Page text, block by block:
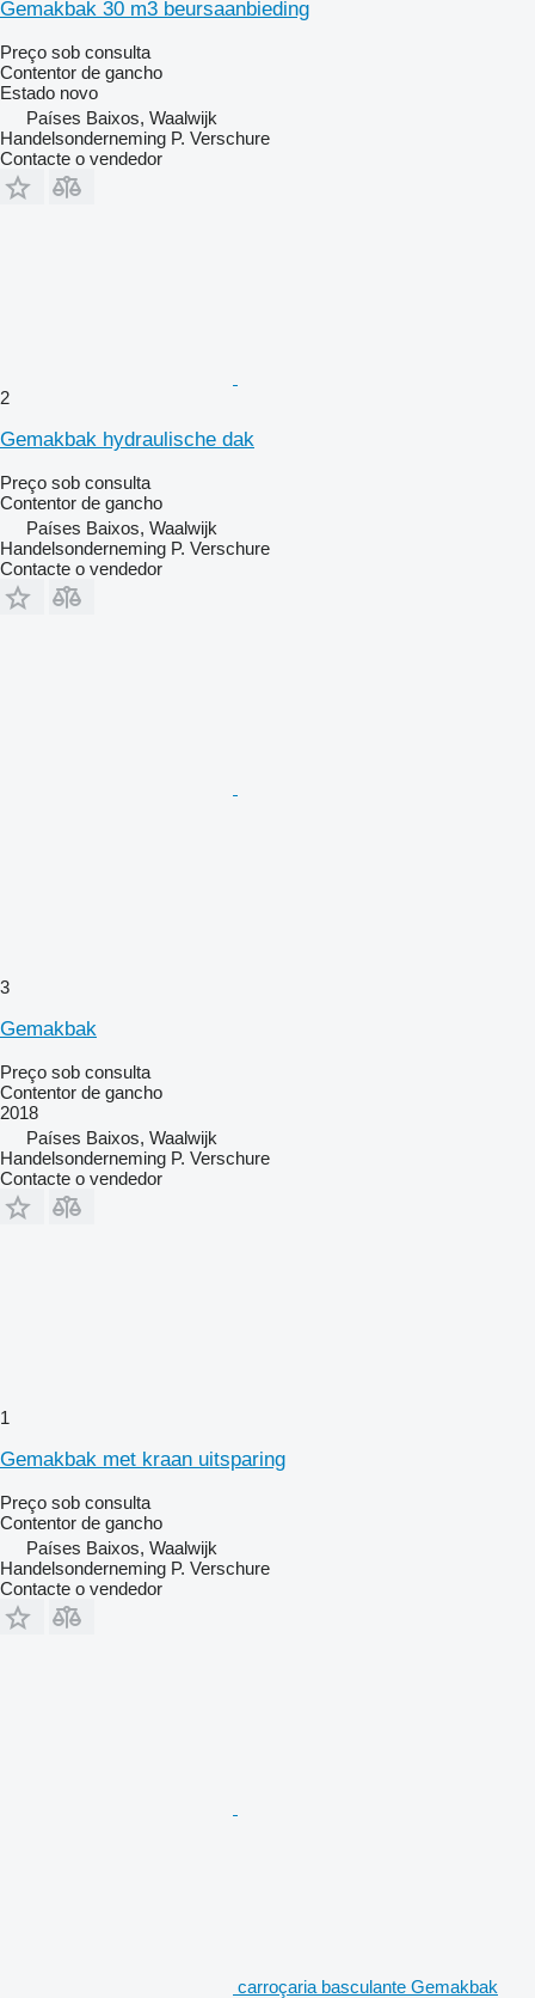
Gemakbak 30 m3 beursaanbieding
Preço sob consulta
Contentor de gancho
Estado novo
Países Baixos, Waalwijk
Handelsonderneming P. Verschure
Contacte o vendedor
2
Gemakbak hydraulische dak
Preço sob consulta
Contentor de gancho
Países Baixos, Waalwijk
Handelsonderneming P. Verschure
Contacte o vendedor
3
Gemakbak
Preço sob consulta
Contentor de gancho
2018
Países Baixos, Waalwijk
Handelsonderneming P. Verschure
Contacte o vendedor
1
Gemakbak met kraan uitsparing
Preço sob consulta
Contentor de gancho
Países Baixos, Waalwijk
Handelsonderneming P. Verschure
Contacte o vendedor
carroçaria basculante Gemakbak